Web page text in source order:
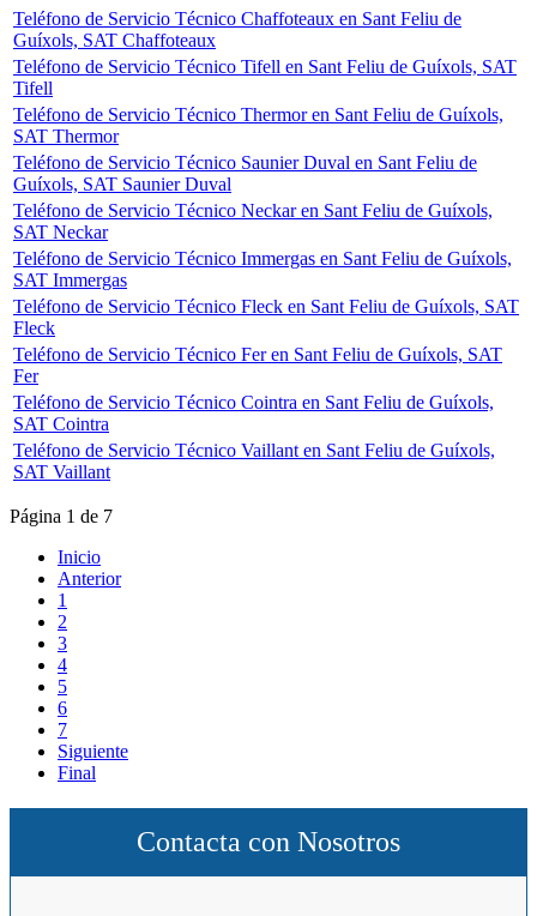
Teléfono de Servicio Técnico Chaffoteaux en Sant Feliu de
Guíxols, SAT Chaffoteaux
Teléfono de Servicio Técnico Tifell en Sant Feliu de Guíxols, SAT
Tifell
Teléfono de Servicio Técnico Thermor en Sant Feliu de Guíxols,
SAT Thermor
Teléfono de Servicio Técnico Saunier Duval en Sant Feliu de
Guíxols, SAT Saunier Duval
Teléfono de Servicio Técnico Neckar en Sant Feliu de Guíxols,
SAT Neckar
Teléfono de Servicio Técnico Immergas en Sant Feliu de Guíxols,
SAT Immergas
Teléfono de Servicio Técnico Fleck en Sant Feliu de Guíxols, SAT
Fleck
Teléfono de Servicio Técnico Fer en Sant Feliu de Guíxols, SAT
Fer
Teléfono de Servicio Técnico Cointra en Sant Feliu de Guíxols,
SAT Cointra
Teléfono de Servicio Técnico Vaillant en Sant Feliu de Guíxols,
SAT Vaillant
Página 1 de 7
Inicio
Anterior
1
2
3
4
5
6
7
Siguiente
Final
Contacta con Nosotros